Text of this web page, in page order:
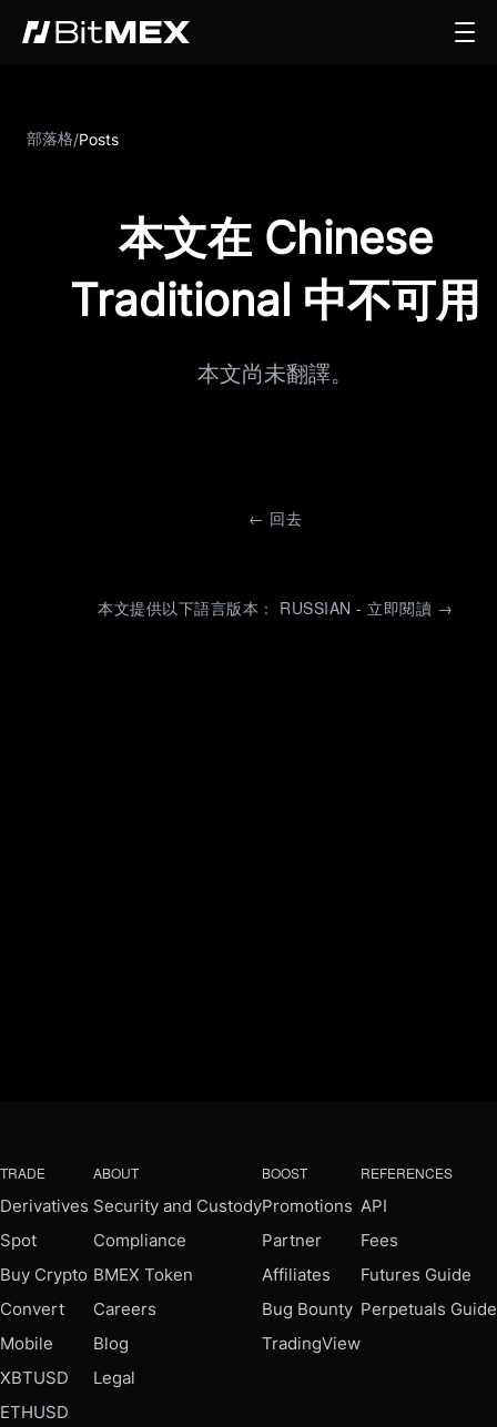
部落格/Posts
本文在 Chinese
Traditional 中不可用
本文尚未翻譯。
← 回去
本文提供以下語言版本： RUSSIAN - 立即閱讀 →
TRADE
Derivatives
Spot
Buy Crypto
Convert
Mobile
XBTUSD
ETHUSD
ABOUT
Security and Custody
Compliance
BMEX Token
Careers
Blog
Legal
BOOST
Promotions
Partner
Affiliates
Bug Bounty
TradingView
REFERENCES
API
Fees
Futures Guide
Perpetuals Guide